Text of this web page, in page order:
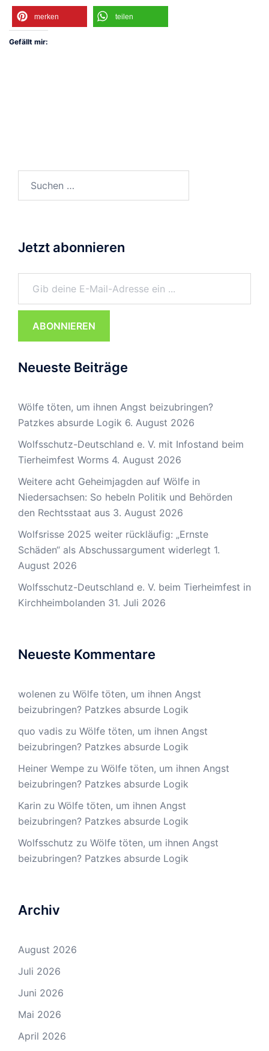
merken teilen
Gefällt mir:
Jetzt abonnieren
Gib deine E-Mail-Adresse ein ...
ABONNIEREN
Neueste Beiträge
Wölfe töten, um ihnen Angst beizubringen?
Patzkes absurde Logik 6. August 2026
Wolfsschutz-Deutschland e. V. mit Infostand beim
Tierheimfest Worms 4. August 2026
Weitere acht Geheimjagden auf Wölfe in
Niedersachsen: So hebeln Politik und Behörden
den Rechtsstaat aus 3. August 2026
Wolfsrisse 2025 weiter rückläufig: „Ernste
Schäden“ als Abschussargument widerlegt 1.
August 2026
Wolfsschutz-Deutschland e. V. beim Tierheimfest in
Kirchheimbolanden 31. Juli 2026
Neueste Kommentare
wolenen zu Wölfe töten, um ihnen Angst
beizubringen? Patzkes absurde Logik
quo vadis zu Wölfe töten, um ihnen Angst
beizubringen? Patzkes absurde Logik
Heiner Wempe zu Wölfe töten, um ihnen Angst
beizubringen? Patzkes absurde Logik
Karin zu Wölfe töten, um ihnen Angst
beizubringen? Patzkes absurde Logik
Wolfsschutz zu Wölfe töten, um ihnen Angst
beizubringen? Patzkes absurde Logik
Archiv
August 2026
Juli 2026
Juni 2026
Mai 2026
April 2026